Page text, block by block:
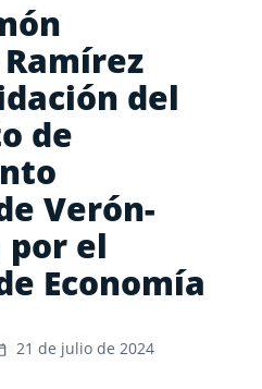
del
de
Verón-
por el
Economía
21 de julio de 2024